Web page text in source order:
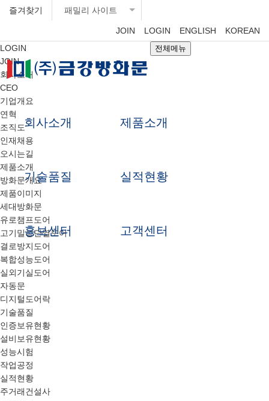
즐겨찾기 패밀리 사이트
JOIN LOGIN ENGLISH KOREAN
회사소개 제품소개
기술품질 실적현황
홍보센터 고객센터
전체메뉴
LOGIN
JOIN
회사소개
CEO
기업개요
연혁
조직도
인재채용
오시는길
제품소개
방화문개요
제품이미지
세대방화문
유로챔프도어
고기밀성단열도어
결로방지도어
복합성능도어
실외기실도어
자동문
디지털도어락
기술품질
인증보유현황
설비보유현황
성능시험
작업공정
실적현황
주거래건설사